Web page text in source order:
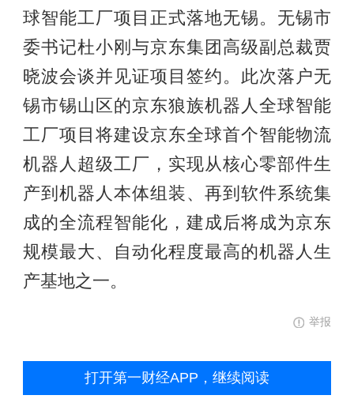
球智能工厂项目正式落地无锡。无锡市
委书记杜小刚与京东集团高级副总裁贾
晓波会谈并见证项目签约。此次落户无
锡市锡山区的京东狼族机器人全球智能
工厂项目将建设京东全球首个智能物流
机器人超级工厂，实现从核心零部件生
产到机器人本体组装、再到软件系统集
成的全流程智能化，建成后将成为京东
规模最大、自动化程度最高的机器人生
产基地之一。
举报
打开第一财经APP，继续阅读